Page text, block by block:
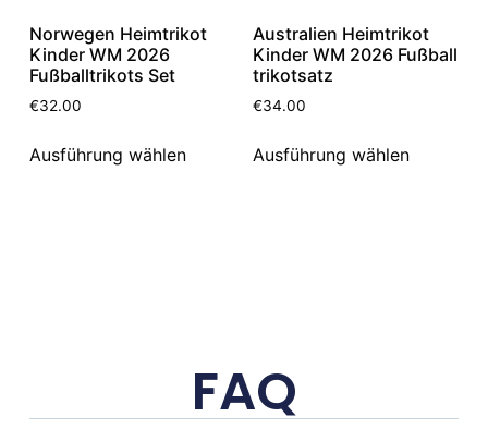
Norwegen Heimtrikot
Kinder WM 2026
Fußballtrikots Set
€32.00
Ausführung wählen
Australien Heimtrikot
Kinder WM 2026 Fußball
trikotsatz
€34.00
Ausführung wählen
FAQ